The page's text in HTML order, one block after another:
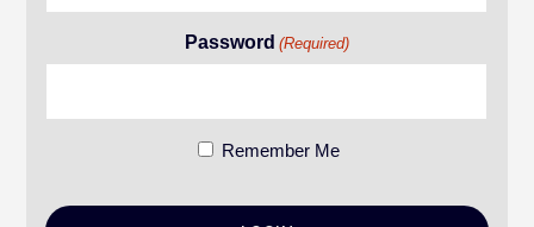
Password (Required)
Remember Me